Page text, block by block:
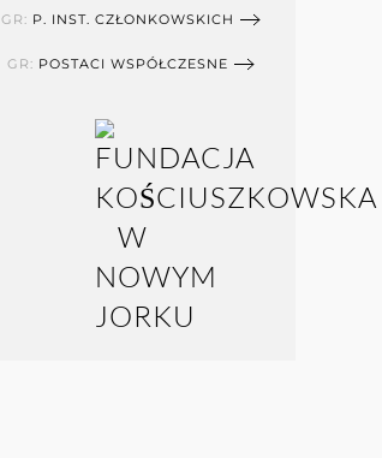
GR: P. INST. CZŁONKOWSKICH
GR: POSTACI WSPÓŁCZESNE